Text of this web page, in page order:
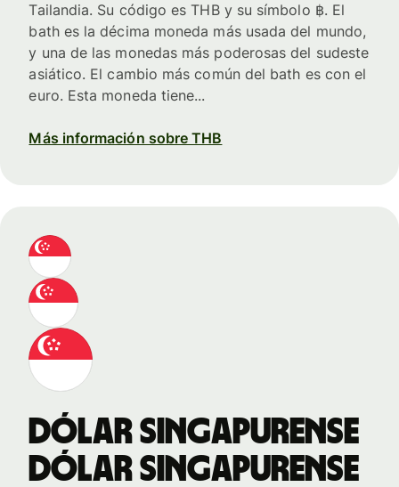
Tailandia. Su código es THB y su símbolo ฿. El
bath es la décima moneda más usada del mundo,
y una de las monedas más poderosas del sudeste
asiático. El cambio más común del bath es con el
euro. Esta moneda tiene...
Más información sobre THB
dólar singapurense
dólar singapurense